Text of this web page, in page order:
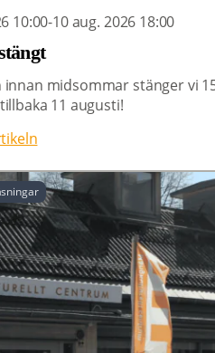
10:00-10 aug. 2026 18:00
innan midsommar stänger vi
11 augusti!